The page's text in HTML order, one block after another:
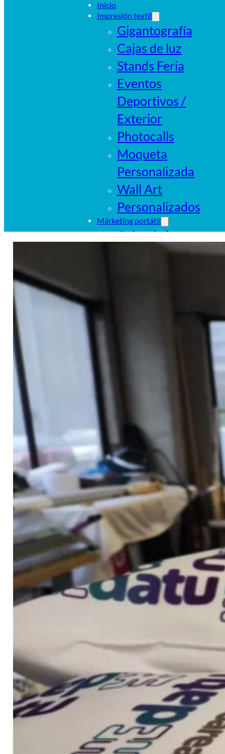
Inicio
Impresión textil
Gigantografía
Cajas de luz
Stands Feria
Eventos
Deportivos /
Exterior
Photocalls
Moqueta
Personalizada
Wall Art
Personalizados
Márketing portátil
Cajas de luz
portátiles